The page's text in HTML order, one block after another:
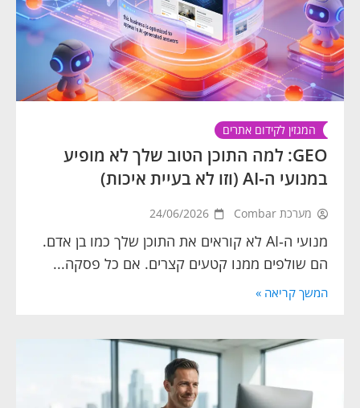
המגזין לקידום אתרים
GEO: למה התוכן הטוב שלך לא מופיע
במנועי ה‑AI (וזו לא בעיית איכות)
מערכת Combar 24/06/2026
מנועי ה‑AI לא קוראים את התוכן שלך כמו בן אדם.
הם שולפים ממנו קטעים קצרים. אם כל פסקה...
המשך קריאה »